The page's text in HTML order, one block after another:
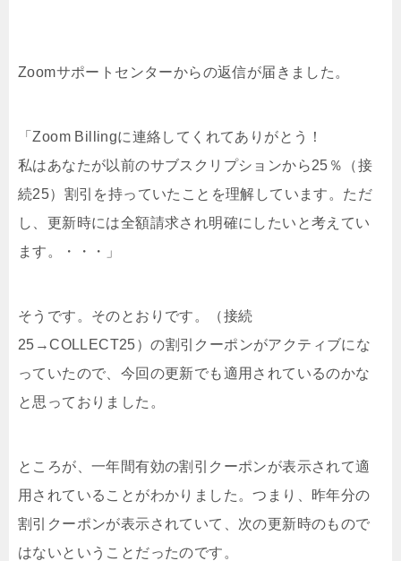
Zoomサポートセンターからの返信が届きました。
「Zoom Billingに連絡してくれてありがとう！
私はあなたが以前のサブスクリプションから25％（接
続25）割引を持っていたことを理解しています。ただ
し、更新時には全額請求され明確にしたいと考えてい
ます。・・・」
そうです。そのとおりです。（接続
25→COLLECT25）の割引クーポンがアクティブにな
っていたので、今回の更新でも適用されているのかな
と思っておりました。
ところが、一年間有効の割引クーポンが表示されて適
用されていることがわかりました。つまり、昨年分の
割引クーポンが表示されていて、次の更新時のもので
はないということだったのです。